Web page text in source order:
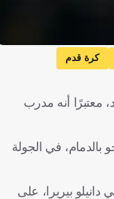
كرة قدم
معتبرًا أنه مدرب
ملعب إيجو بالدمام، في الجولة
بيريرا، على